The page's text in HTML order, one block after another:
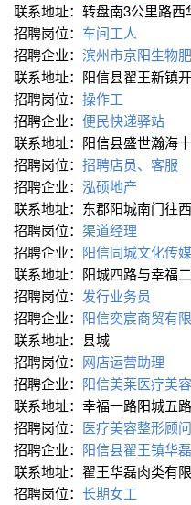
联系地址：转盘南3公里路
招聘岗位： 车间工人
招聘企业： 滨州市京阳生物
联系地址：阳信县翟王新镇
招聘岗位： 操作工
招聘企业： 便民快递驿站
联系地址：阳信县盛世瀚海
招聘岗位： 招聘店员、客服
招聘企业： 泓硕地产
联系地址：东郡阳城南门往
招聘岗位： 渠道经理
招聘企业： 阳信同城文化传
联系地址：阳城四路与幸福
招聘岗位： 发行业务员
招聘企业： 阳信奕宸商贸有
联系地址：县城
招聘岗位： 网店运营助理
招聘企业： 阳信美莱医疗美
联系地址：幸福一路阳城五
招聘岗位： 医疗美容整形顾问
招聘企业： 阳信县翟王镇华
联系地址：翟王华磊肉类有
招聘岗位： 长期女工